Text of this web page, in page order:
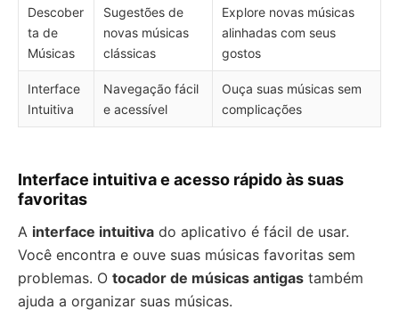
Descober
ta de
Músicas
Sugestões de
novas músicas
clássicas
Explore novas músicas
alinhadas com seus
gostos
Interface
Intuitiva
Navegação fácil
e acessível
Ouça suas músicas sem
complicações
Interface intuitiva e acesso rápido às suas
favoritas
A interface intuitiva do aplicativo é fácil de usar.
Você encontra e ouve suas músicas favoritas sem
problemas. O tocador de músicas antigas também
ajuda a organizar suas músicas.